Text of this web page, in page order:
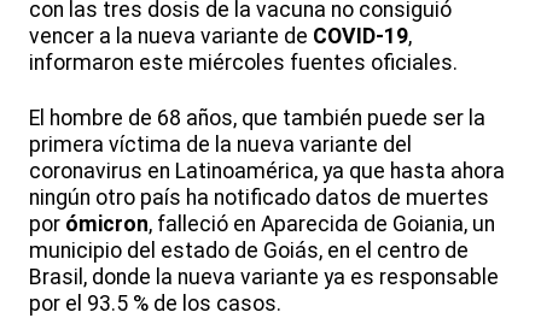
con las tres dosis de la vacuna no consiguió
vencer a la nueva variante de COVID-19,
informaron este miércoles fuentes oficiales.
El hombre de 68 años, que también puede ser la
primera víctima de la nueva variante del
coronavirus en Latinoamérica, ya que hasta ahora
ningún otro país ha notificado datos de muertes
por ómicron, falleció en Aparecida de Goiania, un
municipio del estado de Goiás, en el centro de
Brasil, donde la nueva variante ya es responsable
por el 93.5 % de los casos.